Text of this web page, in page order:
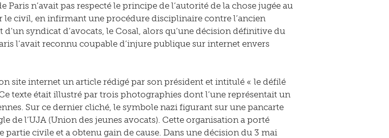
Paris n’avait pas respecté le principe de l’autorité de la chose jugée au
le civil, en infirmant une procédure disciplinaire contre l’ancien
d’un syndicat d’avocats, le Cosal, alors qu’une décision définitive du
l’avait reconnu coupable d’injure publique sur internet envers
site internet un article rédigé par son président et intitulé « le défilé
texte était illustré par trois photographies dont l’une représentait un
Sur ce dernier cliché, le symbole nazi figurant sur une pancarte
de l’UJA (Union des jeunes avocats). Cette organisation a porté
civile et a obtenu gain de cause. Dans une décision du 3 mai